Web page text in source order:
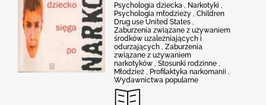
Psychologia dziecka , Narkotyki ,
Psychologia młodzieży , Children
Drug use United States ,
Zaburzenia związane z używaniem
środków uzależniających i
odurzających , Zaburzenia
związane z używaniem
narkotyków , Stosunki rodzinne ,
Młodzież , Profilaktyka narkomanii ,
Wydawnictwa popularne